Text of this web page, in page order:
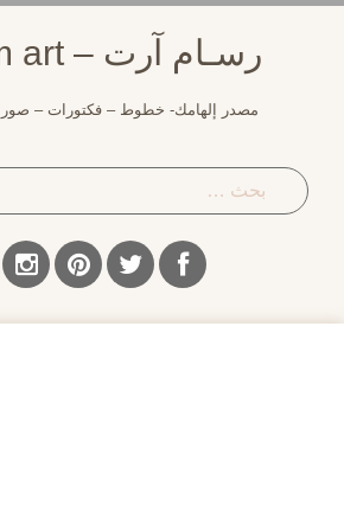
رسـام آرت – rassam art
مصدر إلهامك- خطوط – فكتورات –